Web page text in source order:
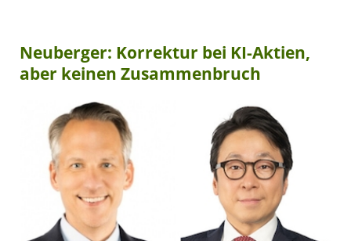
Neuberger: Korrektur bei KI-Aktien,
aber keinen Zusammenbruch